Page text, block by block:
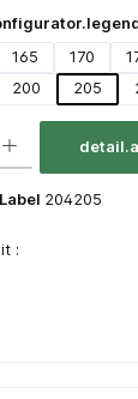
165 170
200 205
204205
: